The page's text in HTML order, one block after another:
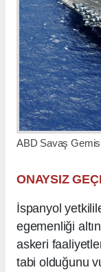
ABD Savaş
ONAYSIZ
İspanyol
egemenliği
askeri
tabi olduğunu